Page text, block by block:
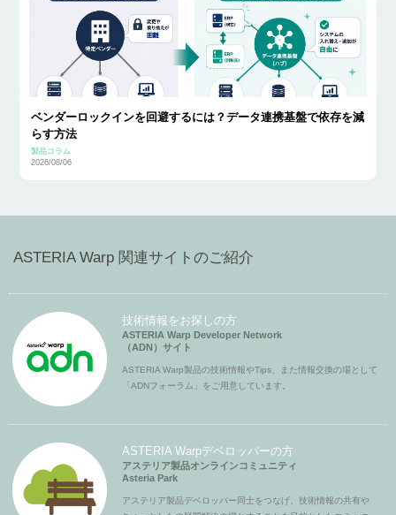
ベンダーロックインを回避するには？データ連携基盤で依存を減
らす方法
製品コラム
2026/08/06
ASTERIA Warp 関連サイトのご紹介
技術情報をお探しの方
ASTERIA Warp Developer Network
（ADN）サイト
ASTERIA Warp製品の技術情報やTips、また情報交換の場として
「ADNフォーラム」をご用意しています。
ASTERIA Warpデベロッパーの方
アステリア製品オンラインコミュニティ
Asteria Park
アステリア製品デベロッパー同士をつなげ、技術情報の共有や